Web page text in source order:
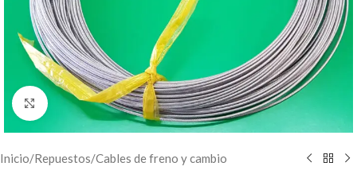
Click to enlarge
Inicio/Repuestos/Cables de freno y cambio